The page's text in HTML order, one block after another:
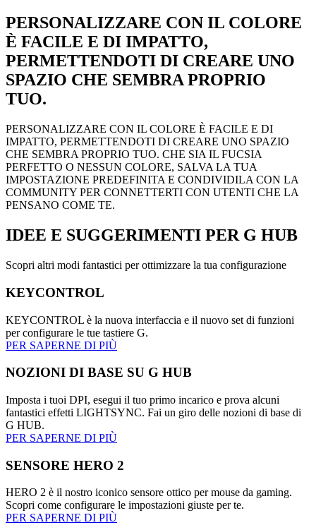
PERSONALIZZARE CON IL COLORE
È FACILE E DI IMPATTO,
PERMETTENDOTI DI CREARE UNO
SPAZIO CHE SEMBRA PROPRIO
TUO.
PERSONALIZZARE CON IL COLORE È FACILE E DI
IMPATTO, PERMETTENDOTI DI CREARE UNO SPAZIO
CHE SEMBRA PROPRIO TUO. CHE SIA IL FUCSIA
PERFETTO O NESSUN COLORE, SALVA LA TUA
IMPOSTAZIONE PREDEFINITA E CONDIVIDILA CON LA
COMMUNITY PER CONNETTERTI CON UTENTI CHE LA
PENSANO COME TE.
IDEE E SUGGERIMENTI PER G HUB
Scopri altri modi fantastici per ottimizzare la tua configurazione
KEYCONTROL
KEYCONTROL è la nuova interfaccia e il nuovo set di funzioni
per configurare le tue tastiere G.
PER SAPERNE DI PIÙ
NOZIONI DI BASE SU G HUB
Imposta i tuoi DPI, esegui il tuo primo incarico e prova alcuni
fantastici effetti LIGHTSYNC. Fai un giro delle nozioni di base di
G HUB.
PER SAPERNE DI PIÙ
SENSORE HERO 2
HERO 2 è il nostro iconico sensore ottico per mouse da gaming.
Scopri come configurare le impostazioni giuste per te.
PER SAPERNE DI PIÙ